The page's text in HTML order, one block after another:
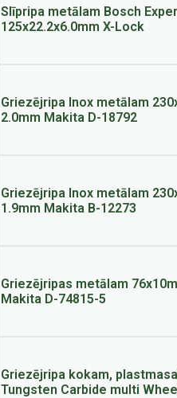
Slīpripa metālam Bosch
125x22.2x6.0mm X-Lock
Griezējripa Inox metālam
2.0mm Makita D-18792
Griezējripa Inox metālam
1.9mm Makita B-12273
Griezējripas metālam
Makita D-74815-5
Griezējripa kokam,
Tungsten Carbide multi